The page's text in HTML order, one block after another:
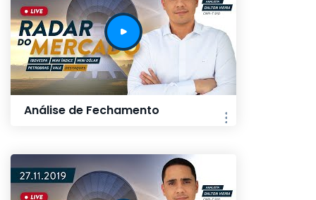
Análise de Fechamento